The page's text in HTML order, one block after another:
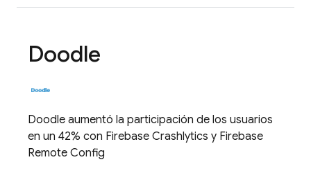
Doodle
Doodle aumentó la participación de los usuarios
en un 42% con Firebase Crashlytics y Firebase
Remote Config